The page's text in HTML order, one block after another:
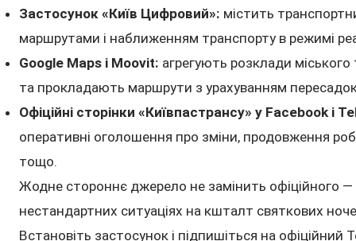
Застосунок «Київ Цифровий»: містить
маршрутами і наближенням транспорту в режимі
Google Maps і Moovit: агрегують розклади міського
та прокладають маршрути з урахуванням
Офіційні сторінки «Київпастрансу» у Facebook і
оперативні оголошення про зміни, продовження
тощо.
Жодне стороннє джерело не замінить офіційного
нестандартних ситуаціях на кшталт святкових
Встановіть застосунок і підпишіться на офіційний